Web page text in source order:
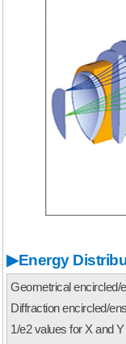
▶Energy
Geometrical encircled/
Diffraction encircled/
1/e2 values for X and